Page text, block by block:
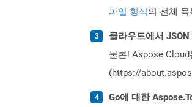
파일 형식의 전체
클라우드에서
물론! Aspose
(https://
Go에 대한